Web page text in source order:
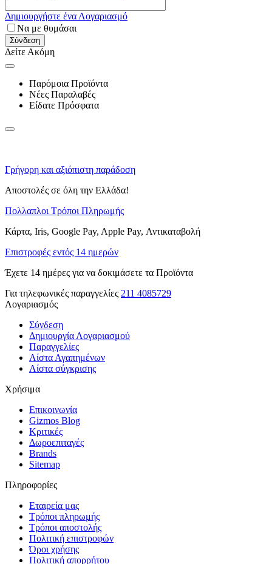
Δημιουργήστε ένα Λογαριασμό
Να με θυμάσαι
Σύνδεση
Δείτε Ακόμη
Παρόμοια Προϊόντα
Νέες Παραλαβές
Είδατε Πρόσφατα
Γρήγορη και αξιόπιστη παράδοση
Αποστολές σε όλη την Ελλάδα!
Πολλαπλοι Τρόποι Πληρωμής
Κάρτα, Iris, Google Pay, Apple Pay, Αντικαταβολή
Επιστροφές εντός 14 ημερών
Έχετε 14 ημέρες για να δοκιμάσετε τα Προϊόντα
Για τηλεφωνικές παραγγελίες 211 4085729
Λογαριασμός
Σύνδεση
Δημιουργία Λογαριασμού
Παραγγελίες
Λίστα Αγαπημένων
Λίστα σύγκρισης
Χρήσιμα
Επικοινωνία
Gizmos Blog
Κριτικές
Δωροεπιταγές
Brands
Sitemap
Πληροφορίες
Εταιρεία μας
Τρόποι πληρωμής
Τρόποι αποστολής
Πολιτική επιστροφών
Όροι χρήσης
Πολιτική απορρήτου